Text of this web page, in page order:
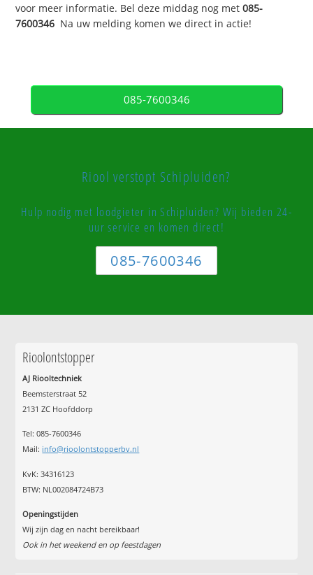
voor meer informatie. Bel deze middag nog met085-
7600346 Na uw melding komen we direct in actie!
085-7600346
Riool verstopt Schipluiden?
Hulp nodig met loodgieter in Schipluiden? Wij bieden 24-
uur service en komen direct!
085-7600346
Rioolontstopper
AJ Riooltechniek
Beemsterstraat 52
2131 ZC Hoofddorp
Tel:085-7600346
Mail: info@rioolontstopperbv.nl
KvK: 34316123
BTW: NL002084724B73
Openingstijden
Wij zijn dag en nacht bereikbaar!
Ook in het weekend en op feestdagen